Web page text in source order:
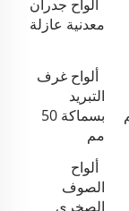
ألواح جدران
معدنية عازلة
ألواح غرف
التبريد
بسماكة 50
مم
ألواح
الصوف
الصخري